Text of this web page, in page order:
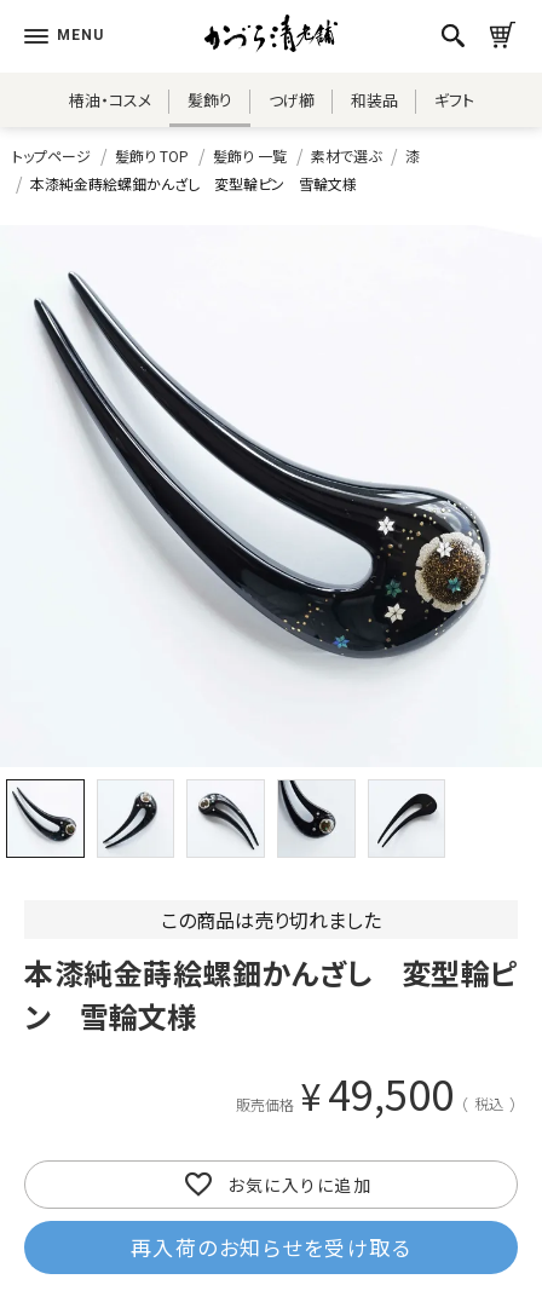
椿油・コスメ 髪飾り つげ櫛 和装品 ギフト
トップページ 髪飾り TOP 髪飾り 一覧 素材で選ぶ
漆
本漆純金蒔絵螺鈿かんざし 変型輪ピン 雪輪文様
この商品は売り切れました
本漆純金蒔絵螺鈿かんざし 変型輪ピ
ン 雪輪文様
販売価格 ¥49,500 税込
お気に入りに追加
再入荷のお知らせを受け取る